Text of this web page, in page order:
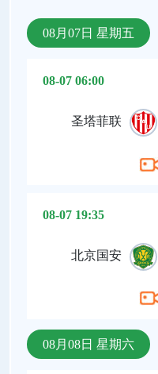
08月07日 星期五
08-07 06:00
圣塔菲联
08-07 19:35
北京国安
08月08日 星期六